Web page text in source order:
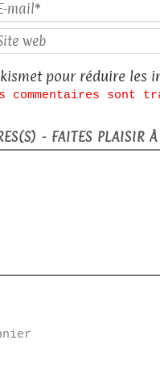
pour réduire les
commentaires sont
- FAITES PLAISIR